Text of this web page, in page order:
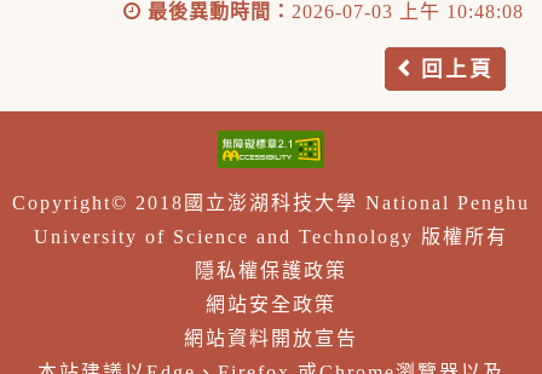
最後異動時間： 2026-07-03 上午 10:48:08
回上頁
Copyright© 2018國立澎湖科技大學 National Penghu
University of Science and Technology 版權所有
隱私權保護政策
網站安全政策
網站資料開放宣告